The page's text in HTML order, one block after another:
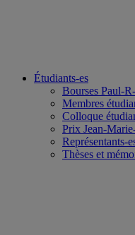
Étudiants-es
Bourses Paul-
Membres
Colloque
Prix Jean-
Représentants-
Thèses et